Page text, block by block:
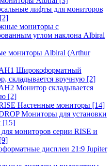
лифты для мониторов
[2]
мониторы с
углом наклона Albiral
мониторы Albiral (Arthur
Широкоформатный
складывается вручную [2]
Монитор складывается
[2]
Настенные мониторы [14]
Мониторы для установки
[15]
мониторов серии RISE и
[9]
дисплеи 21:9 Jupiter